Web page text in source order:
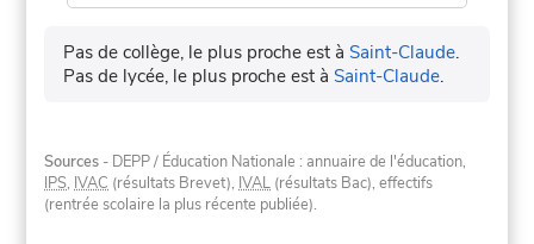
Pas de collège, le plus proche est àSaint-Claude.
Pas de lycée, le plus proche est àSaint-Claude.
Sources - DEPP / Éducation Nationale : annuaire de l'éducation,
IPS, IVAC (résultats Brevet), IVAL (résultats Bac), effectifs
(rentrée scolaire la plus récente publiée).